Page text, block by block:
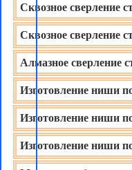
Сквозное сверление
Сквозное сверление
Алмазное сверление
Изготовление ниши
Изготовление ниши
Изготовление ниши